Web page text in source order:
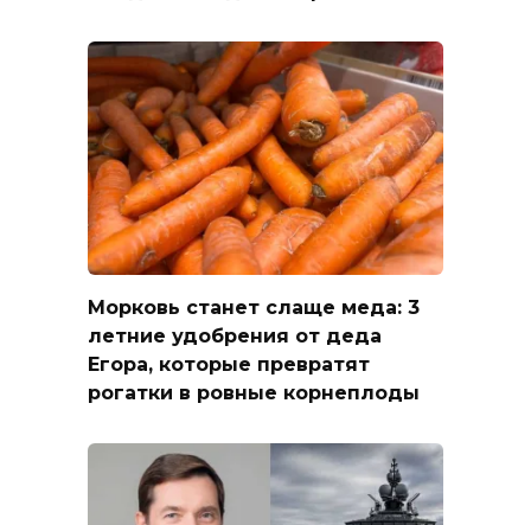
Морковь станет слаще меда: 3
летние удобрения от деда
Егора, которые превратят
рогатки в ровные корнеплоды